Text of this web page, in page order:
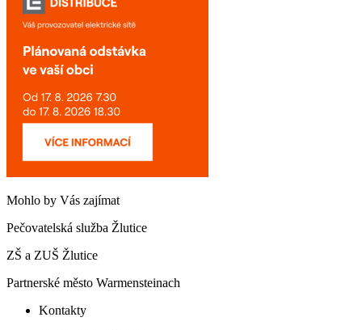
Mohlo by Vás zajímat
Pečovatelská služba Žlutice
ZŠ a ZUŠ Žlutice
Partnerské město Warmensteinach
Kontakty